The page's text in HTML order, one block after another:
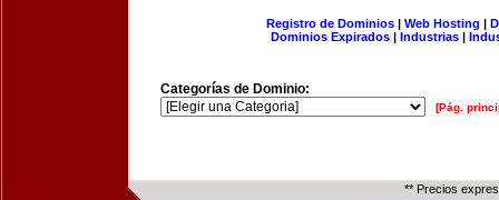
Registro de Dominios| Web Hosting |
Dominios Expirados | Industrias |
Categorías de Dominio:
[Pág.
** Precios